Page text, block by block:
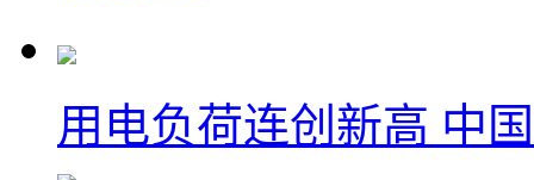
用电负荷连创新高 中